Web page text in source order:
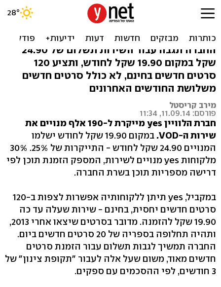
yes מייקרת את שירות ה-
החברה תגבה עבור השירות תשלום של 24.90
שקל במקום 19.90 שקל לחודש, ותציע 120
סרטים חדשים בחינם, לא כולל סרטים חדשים
משלושת החודשים האחרונים
מירב קריסטל
פורסם: 11.09.14, 11:34
חברת הלוויין yes מייקרת ל-190 אלף מנויים את
שירות ה-VOD.
במקום 19.90 שקל לחודש ישלמו
המנויים 24.90 שקל לחודש - התייקרות של 25%. 30%
מלקוחות yes מנויים לשירות, המספק הזמנת תוכן לפי
דרישה מספריות תוכן בשרת החברה.
במקביל, yes תיתן ללקוחותיה אפשרות לצפות ב-120
סרטים חדשים יחסית, בחינם - שירות שעלה עד כה
19.90 שקל להזמנה. מדובר בסרטים שיצאו אחרי 2013,
ותהיה תחלופה בספריה של 20 סרטים חדשים ביום.
החברה תמשיך לגבות תשלום עבור הזמנת סרטים
חדשים מאוד, משום שעל אלה לעבור "תקופת צינון" של
3 חודשים, לפי ההסכמים עם ספקים.